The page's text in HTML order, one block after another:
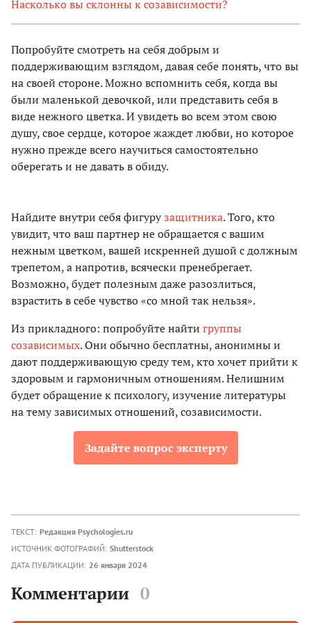
Насколько вы склонны к созависимости?
Попробуйте смотреть на себя добрым и
поддерживающим взглядом, давая себе понять, что вы
на своей стороне. Можно вспомнить себя, когда вы
были маленькой девочкой, или представить себя в
виде нежного цветка. И увидеть во всем этом свою
душу, свое сердце, которое жаждет любви, но которое
нужно прежде всего научиться самостоятельно
оберегать и не давать в обиду.
Найдите внутри себя фигурузащитника. Того, кто
увидит, что ваш партнер не обращается с вашим
нежным цветком, вашей искренней душой с должным
трепетом, а напротив, всячески пренебрегает.
Возможно, будет полезным даже разозлиться,
взрастить в себе чувство «со мной так нельзя».
Из прикладного: попробуйте найти группы
созависимых. Они обычно бесплатны, анонимны и
дают поддерживающую среду тем, кто хочет прийти к
здоровым и гармоничным отношениям. Нелишним
будет обращение к психологу, изучение литературы
на тему зависимых отношений, созависимости.
Задайте вопрос эксперту
ТЕКСТ: Редакция Psychologies.ru
ИСТОЧНИК ФОТОГРАФИЙ: Shutterstock
ДАТА ПУБЛИКАЦИИ: 26 января 2024
Комментарии 0